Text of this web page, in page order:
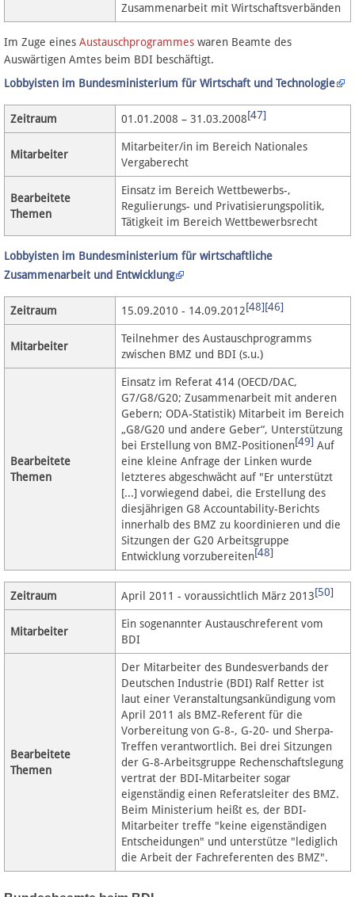
Zusammenarbeit mit Wirtschaftsverbänden
Im Zuge eines Austauschprogrammes waren Beamte des
Auswärtigen Amtes beim BDI beschäftigt.
Lobbyisten im Bundesministerium für Wirtschaft und Technologie
Zeitraum 01.01.2008 – 31.03.2008[47]
Mitarbeiter
Mitarbeiter/in im Bereich Nationales
Vergaberecht
Bearbeitete
Themen
Einsatz im Bereich Wettbewerbs-,
Regulierungs- und Privatisierungspolitik,
Tätigkeit im Bereich Wettbewerbsrecht
Lobbyisten im Bundesministerium für wirtschaftliche
Zusammenarbeit und Entwicklung
Zeitraum 15.09.2010 - 14.09.2012[48][46]
Mitarbeiter
Teilnehmer des Austauschprogramms
zwischen BMZ und BDI (s.u.)
Bearbeitete
Themen
Einsatz im Referat 414 (OECD/DAC,
G7/G8/G20; Zusammenarbeit mit anderen
Gebern; ODA-Statistik) Mitarbeit im Bereich
„G8/G20 und andere Geber“, Unterstützung
bei Erstellung von BMZ-Positionen[49] Auf
eine kleine Anfrage der Linken wurde
letzteres abgeschwächt auf "Er unterstützt
[...] vorwiegend dabei, die Erstellung des
diesjährigen G8 Accountability-Berichts
innerhalb des BMZ zu koordinieren und die
Sitzungen der G20 Arbeitsgruppe
Entwicklung vorzubereiten[48]
Zeitraum April 2011 - voraussichtlich März 2013[50]
Mitarbeiter
Ein sogenannter Austauschreferent vom
BDI
Bearbeitete
Themen
Der Mitarbeiter des Bundesverbands der
Deutschen Industrie (BDI) Ralf Retter ist
laut einer Veranstaltungsankündigung vom
April 2011 als BMZ-Referent für die
Vorbereitung von G-8-, G-20- und Sherpa-
Treffen verantwortlich. Bei drei Sitzungen
der G-8-Arbeitsgruppe Rechenschaftslegung
vertrat der BDI-Mitarbeiter sogar
eigenständig einen Referatsleiter des BMZ.
Beim Ministerium heißt es, der BDI-
Mitarbeiter treffe "keine eigenständigen
Entscheidungen" und unterstütze "lediglich
die Arbeit der Fachreferenten des BMZ".